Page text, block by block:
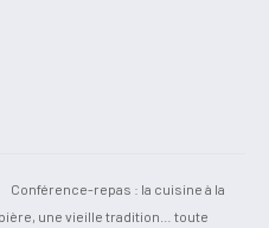
Conférence-repas : la cuisine à la
bière, une vieille tradition… toute